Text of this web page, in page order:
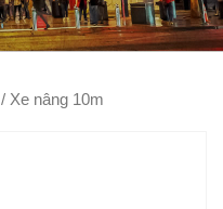
/ Xe nâng 10m